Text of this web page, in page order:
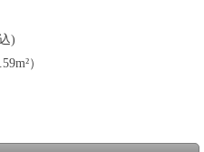
)
）